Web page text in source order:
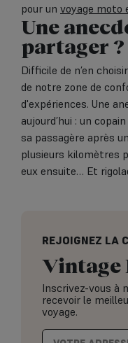
pour un voyage moto
Une
partager ?
Difficile de n’en
de notre zone de
d'expériences. Une
aujourd’hui : un
sa passagère après
plusieurs kilomètres
eux ensuite… Et
REJOIGNEZ LA
Vintage
Inscrivez-vous à
recevoir le
voyage.